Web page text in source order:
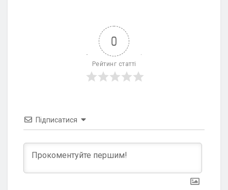
0
Рейтинг статті
Підписатися